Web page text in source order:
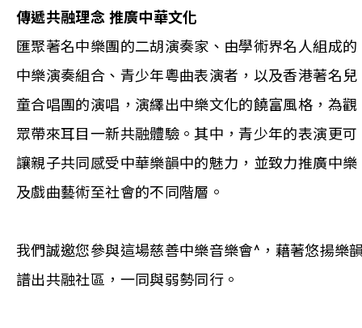
傳遞共融理念 推廣中華文化
匯聚著名中樂團的二胡演奏家、由學術界名人組成的
中樂演奏組合、青少年粵曲表演者，以及香港著名兒
童合唱團的演唱，演繹出中樂文化的饒富風格，為觀
眾帶來耳目一新共融體驗。其中，青少年的表演更可
讓親子共同感受中華樂韻中的魅力，並致力推廣中樂
及戲曲藝術至社會的不同階層。
我們誠邀您參與這場慈善中樂音樂會^ ，藉著悠揚樂
譜出共融社區，一同與弱勢同行。